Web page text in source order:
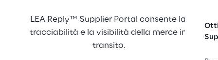
LEA Reply™ Supplier Portal consente la
tracciabilità e la visibilità della merce in
transito.